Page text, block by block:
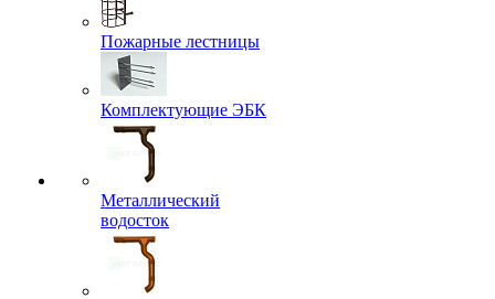
Пожарные лестницы
Комплектующие ЭБК
Металлический
водосток